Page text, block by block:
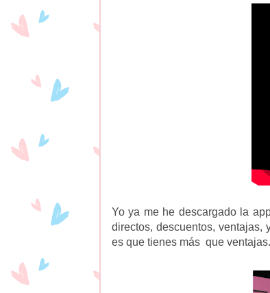
Yo ya me he descargado la
directos, descuentos,
es que tienes más que ventajas.